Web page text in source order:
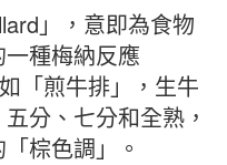
」，意即為食物
種梅納反應
「煎牛排」，生牛
分、七分和全熟，
棕色調」。